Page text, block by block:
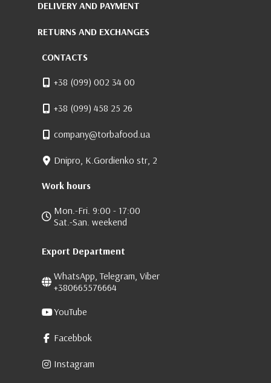
DELIVERY AND PAYMENT
RETURNS AND EXCHANGES
CONTACTS
+38 (099) 002 34 00
+38 (099) 458 25 26
company@torbafood.ua
Dnipro, K.Gordienko str, 2
Work hours
Mon.-Fri. 9:00 - 17:00
Sat.-San. weekend
Export Department
WhatsApp, Telegram, Viber
+380665576664
YouTube
Facebbok
Instagram